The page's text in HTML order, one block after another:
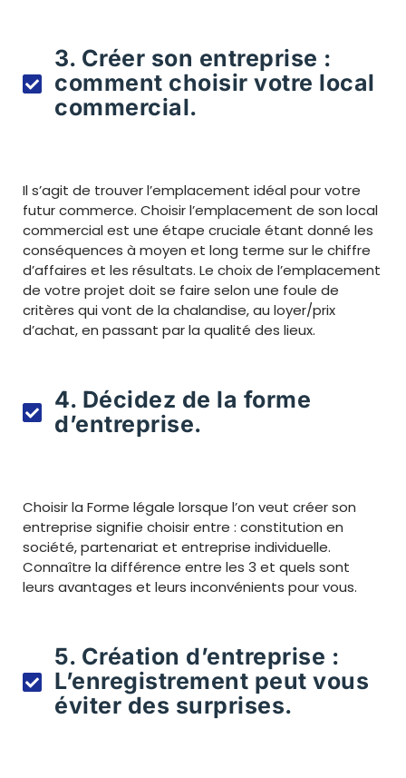
3. Créer son entreprise :
comment choisir votre local
commercial.
Il s’agit de trouver l’emplacement idéal pour votre
futur commerce. Choisir l’emplacement de son local
commercial est une étape cruciale étant donné les
conséquences à moyen et long terme sur le chiffre
d’affaires et les résultats. Le choix de l’emplacement
de votre projet doit se faire selon une foule de
critères qui vont de la chalandise, au loyer/prix
d’achat, en passant par la qualité des lieux.
4. Décidez de la forme
d’entreprise.
Choisir la Forme légale lorsque l’on veut créer son
entreprise signifie choisir entre : constitution en
société, partenariat et entreprise individuelle.
Connaître la différence entre les 3 et quels sont
leurs avantages et leurs inconvénients pour vous.
5. Création d’entreprise :
L’enregistrement peut vous
éviter des surprises.